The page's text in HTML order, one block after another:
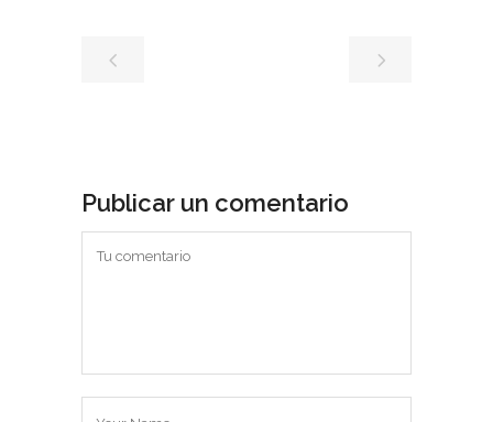
Publicar un comentario